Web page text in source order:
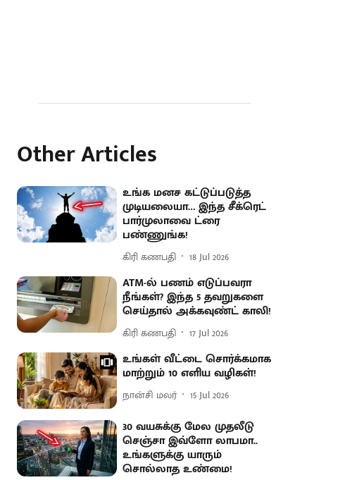
Other Articles
உங்க மனச கட்டுப்படுத்த
முடியலையா… இந்த சீக்ரெட்
பார்முலாவை ட்ரை
பண்ணுங்க!
கிரி கணபதி 18 Jul 2026
ATM-ல் பணம் எடுப்பவரா
நீங்கள்? இந்த 5 தவறுகளை
செய்தால் அக்கவுண்ட் காலி!
கிரி கணபதி 17 Jul 2026
உங்கள் வீட்டை சொர்க்கமாக
மாற்றும் 10 எளிய வழிகள்!
நான்சி மலர் 15 Jul 2026
30 வயசுக்கு மேல முதலீடு
செஞ்சா இவ்ளோ லாபமா..
உங்களுக்கு யாரும்
சொல்லாத உண்மை!